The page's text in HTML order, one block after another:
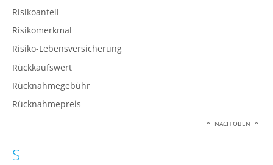
Risikoanteil
Risikomerkmal
Risiko-Lebensversicherung
Rückkaufswert
Rücknahmegebühr
Rücknahmepreis
NACH OBEN
S